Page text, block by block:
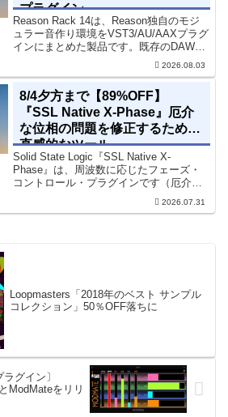
プラグイン
Reason Rack 14は、Reason独自のモジ
ュラー音作り環境をVST3/AU/AAXプラグ
インにまとめた製品です。既存のDAWを
乗り換えることなく、68種類のシンセや
に追加できます。通常199...
2026.08.03
8/4夕方まで【89%OFF】
『SSL Native X-Phase』厄介
な位相の問題を修正するための
直感的なツール
Solid State Logic『SSL Native X-
Phase』は、周波数に応じたフェーズ・
コントロール・プラグインです（厄介な
位相の問題を修正するための直感的なツ
ールです）。特定の周波数で位相をシフ
2026.07.31
Loopmasters「2018年のベスト サンプル
コレクション」50％OFF落ちに
グイン〕
ModMateをリリ